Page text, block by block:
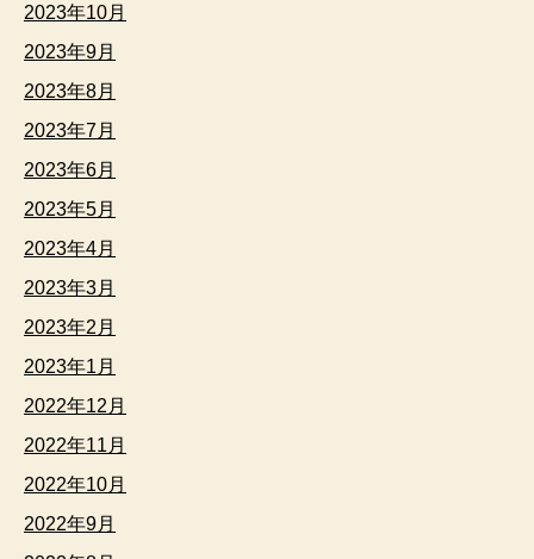
2023年10月
2023年9月
2023年8月
2023年7月
2023年6月
2023年5月
2023年4月
2023年3月
2023年2月
2023年1月
2022年12月
2022年11月
2022年10月
2022年9月